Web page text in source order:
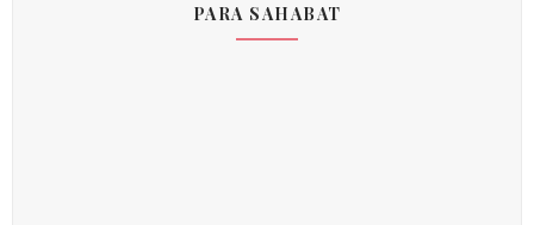
PARA SAHABAT